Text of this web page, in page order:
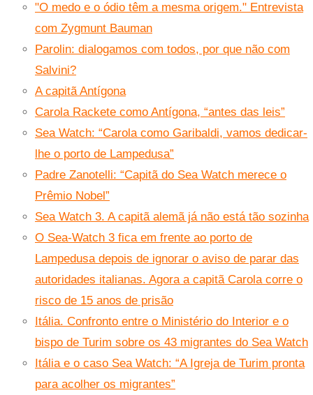
"O medo e o ódio têm a mesma origem." Entrevista
com Zygmunt Bauman
Parolin: dialogamos com todos, por que não com
Salvini?
A capitã Antígona
Carola Rackete como Antígona, “antes das leis”
Sea Watch: “Carola como Garibaldi, vamos dedicar-
lhe o porto de Lampedusa”
Padre Zanotelli: “Capitã do Sea Watch merece o
Prêmio Nobel”
Sea Watch 3. A capitã alemã já não está tão sozinha
O Sea-Watch 3 fica em frente ao porto de
Lampedusa depois de ignorar o aviso de parar das
autoridades italianas. Agora a capitã Carola corre o
risco de 15 anos de prisão
Itália. Confronto entre o Ministério do Interior e o
bispo de Turim sobre os 43 migrantes do Sea Watch
Itália e o caso Sea Watch: “A Igreja de Turim pronta
para acolher os migrantes”